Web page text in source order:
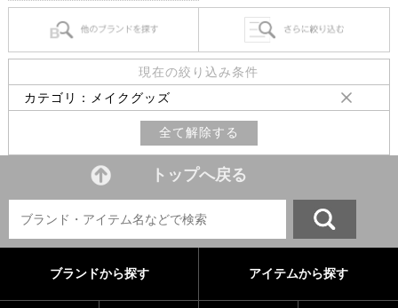
現在の絞り込み条件
カテゴリ：メイクグッズ
全て解除する
トップへ戻る
ブランドから探す アイテムから探す